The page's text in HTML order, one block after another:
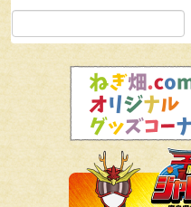
検索